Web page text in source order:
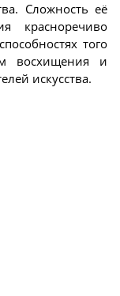
Сложность её
красноречиво
того
восхищения и
искусства.